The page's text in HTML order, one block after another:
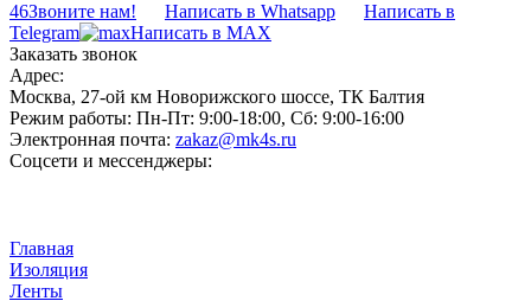
46Звоните нам! Написать в Whatsapp
Написать в
Telegram
Написать в MAX
Заказать звонок
Адрес:
Москва, 27-ой км Новорижского шоссе, ТК Балтия
Режим работы: Пн-Пт: 9:00-18:00, Сб: 9:00-16:00
Электронная почта: zakaz@mk4s.ru
Соцсети и мессенджеры:
Главная
Изоляция
Ленты